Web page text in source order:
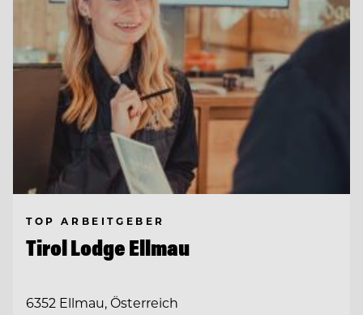
TOP ARBEITGEBER
Tirol Lodge Ellmau
6352 Ellmau, Österreich